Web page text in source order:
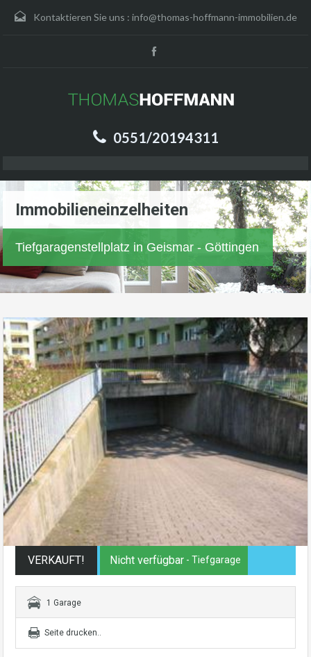
Kontaktieren Sie uns : info@thomas-hoffmann-immobilien.de
0551/20194311
Immobilieneinzelheiten
Tiefgaragenstellplatz in Geismar - Göttingen
VERKAUFT! Nicht verfügbar - Tiefgarage
1 Garage
Seite drucken..